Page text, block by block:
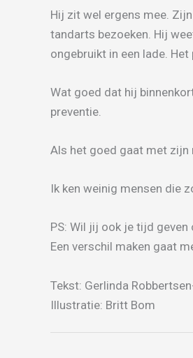
Hij zit wel ergens mee.
tandarts bezoeken. Hij
ongebruikt in een lade.
Wat goed dat hij
preventie.
Als het goed gaat met zijn
Ik ken weinig mensen die
PS: Wil jij ook je tijd
Een verschil maken gaat
Tekst: Gerlinda
Illustratie: Britt Bom